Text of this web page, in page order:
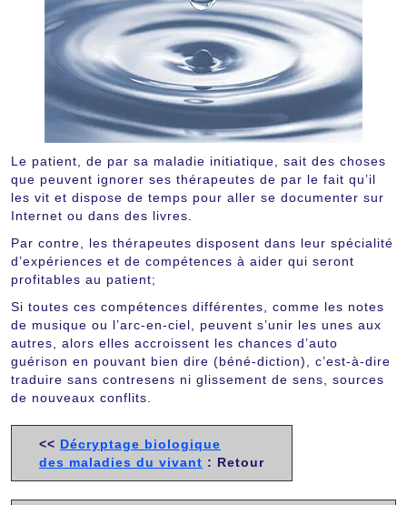
Le patient, de par sa maladie initiatique, sait des choses
que peuvent ignorer ses thérapeutes de par le fait qu’il
les vit et dispose de temps pour aller se documenter sur
Internet ou dans des livres.
Par contre, les thérapeutes disposent dans leur spécialité
d’expériences et de compétences à aider qui seront
profitables au patient;
Si toutes ces compétences différentes, comme les notes
de musique ou l’arc-en-ciel, peuvent s’unir les unes aux
autres, alors elles accroissent les chances d’auto
guérison en pouvant bien dire (béné-diction), c’est-à-dire
traduire sans contresens ni glissement de sens, sources
de nouveaux conflits.
<< Décryptage biologique
des maladies du vivant : Retour